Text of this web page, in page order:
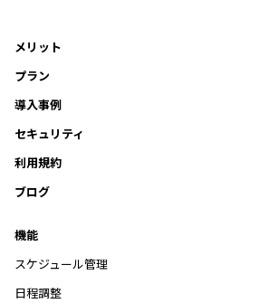
メリット
プラン
導入事例
セキュリティ
利用規約
ブログ
機能
スケジュール管理
日程調整